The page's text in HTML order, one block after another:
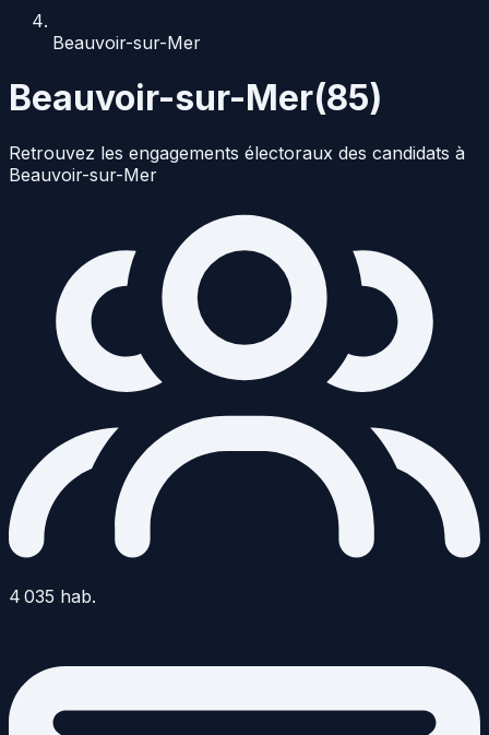
Beauvoir-sur-Mer
Beauvoir-sur-Mer(85)
Retrouvez les engagements électoraux des candidats à
Beauvoir-sur-Mer
4 035 hab.